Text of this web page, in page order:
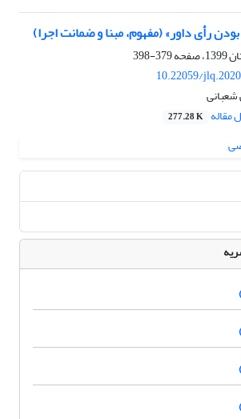
رأی داور» (مفهوم، مبنا و ضمانت اجرا)
379-398
10.22059/
مقاله 277.28 K